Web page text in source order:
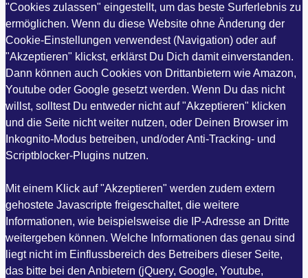
"Cookies zulassen" eingestellt, um das beste Surferlebnis zu
ermöglichen. Wenn du diese Website ohne Änderung der
Cookie-Einstellungen verwendest (Navigation) oder auf
"Akzeptieren" klickst, erklärst Du Dich damit einverstanden.
Dann können auch Cookies von Drittanbietern wie Amazon,
Youtube oder Google gesetzt werden. Wenn Du das nicht
willst, solltest Du entweder nicht auf "Akzeptieren" klicken
und die Seite nicht weiter nutzen, oder Deinen Browser im
Inkognito-Modus betreiben, und/oder Anti-Tracking- und
Scriptblocker-Plugins nutzen.
Mit einem Klick auf "Akzeptieren" werden zudem extern
gehostete Javascripte freigeschaltet, die weitere
Informationen, wie beispielsweise die IP-Adresse an Dritte
weitergeben können. Welche Informationen das genau sind
liegt nicht im Einflussbereich des Betreibers dieser Seite,
das bitte bei den Anbietern (jQuery, Google, Youtube,